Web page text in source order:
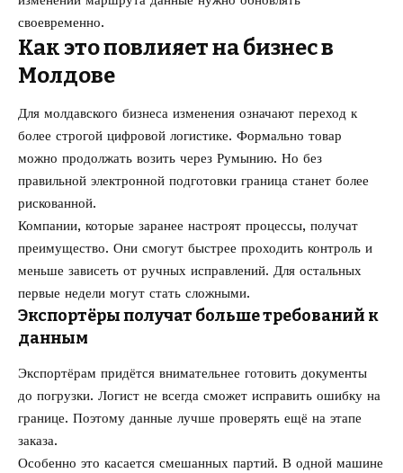
своевременно.
Как это повлияет на бизнес в
Молдове
Для молдавского бизнеса изменения означают переход к
более строгой цифровой логистике. Формально товар
можно продолжать возить через Румынию. Но без
правильной электронной подготовки граница станет более
рискованной.
Компании, которые заранее настроят процессы, получат
преимущество. Они смогут быстрее проходить контроль и
меньше зависеть от ручных исправлений. Для остальных
первые недели могут стать сложными.
Экспортёры получат больше требований к
данным
Экспортёрам придётся внимательнее готовить документы
до погрузки. Логист не всегда сможет исправить ошибку на
границе. Поэтому данные лучше проверять ещё на этапе
заказа.
Особенно это касается смешанных партий. В одной машине